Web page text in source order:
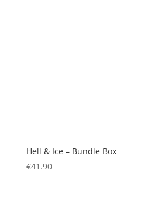
Hell & Ice – Bundle Box
€41.90